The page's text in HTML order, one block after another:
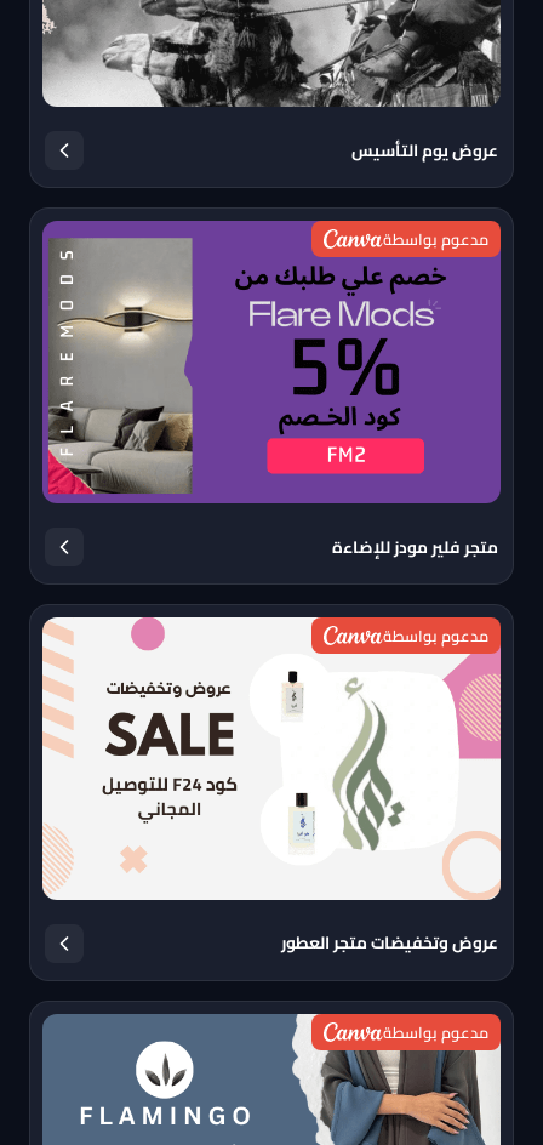
عروض يوم التأسيس
مدعوم بواسطة
متجر فلير مودز للإضاءة
مدعوم بواسطة
عروض وتخفيضات متجر العطور
مدعوم بواسطة